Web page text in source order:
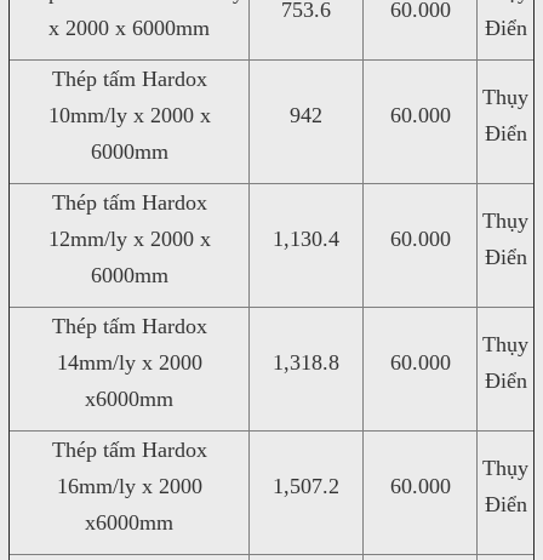
x 2000 x 6000mm
753.6 60.000
Điển
Thép tấm Hardox
10mm/ly x 2000 x
6000mm
942 60.000
Thụy
Điển
Thép tấm Hardox
12mm/ly x 2000 x
6000mm
1,130.4 60.000
Thụy
Điển
Thép tấm Hardox
14mm/ly x 2000
x6000mm
1,318.8 60.000
Thụy
Điển
Thép tấm Hardox
16mm/ly x 2000
x6000mm
1,507.2 60.000
Thụy
Điển